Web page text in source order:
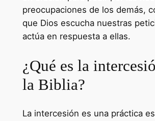
preocupaciones de los demás,
que Dios escucha nuestras
actúa en respuesta a ellas.
¿Qué es la
la Biblia?
La intercesión es una práctica